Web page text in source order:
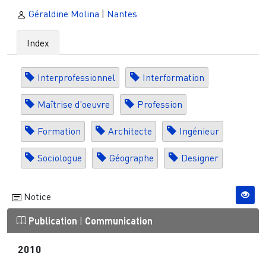
Géraldine Molina | Nantes
Index
Interprofessionnel Interformation
Maîtrise d'oeuvre Profession
Formation Architecte Ingénieur
Sociologue Géographe Designer
Notice
Publication | Communication
2010